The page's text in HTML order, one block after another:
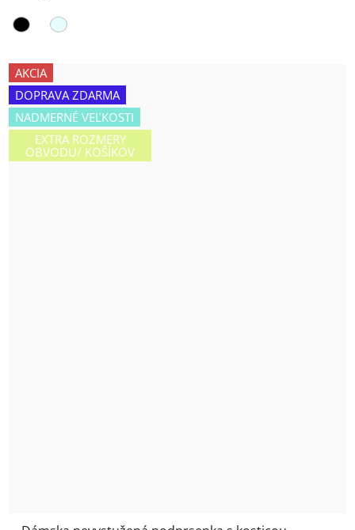
AKCIA
DOPRAVA ZDARMA
NADMERNÉ VEĽKOSTI
EXTRA ROZMERY
OBVODU/ KOŠÍKOV